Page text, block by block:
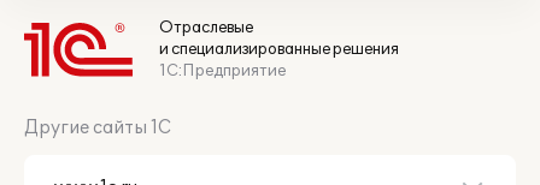
Отраслевые
и специализированные решения
1С:Предприятие
Другие сайты 1С